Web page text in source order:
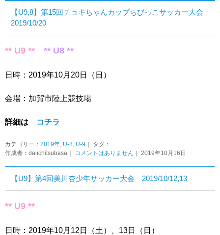
【U9,8】第15回チョキちゃんカップちびっこサッカー大会
2019/10/20
** U9 ** ** U8 **
日時：2019年10月20日（日）
会場：加賀市陸上競技場
詳細は コチラ
カテゴリー： 2019年, U-8, U-9 ｜ タグ：
作成者：daiichitsubasa｜ コメントはありません ｜ 2019年10月16日
【U9】第4回美川杏少年サッカー大会 2019/10/12,13
** U9 **
日時：2019年10月12日（土）、13日（日）